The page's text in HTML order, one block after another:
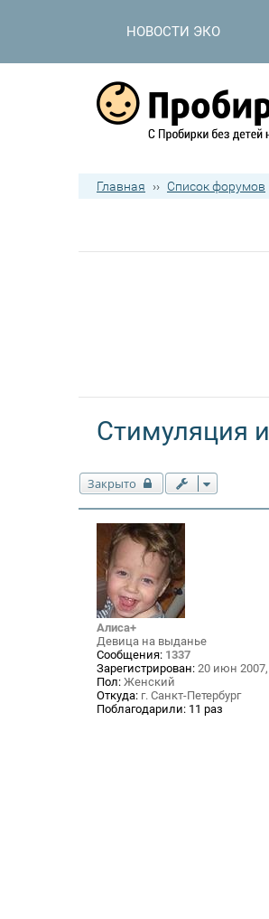
НОВОСТИ ЭКО
Главная ›› Список форумов
Стимуляция
Закрыто
Алиса+
Девица на выданье
Сообщения: 1337
Зарегистрирован: 20 июн 2007,
Пол: Женский
Откуда: г. Санкт-Петербург
Поблагодарили: 11 раз